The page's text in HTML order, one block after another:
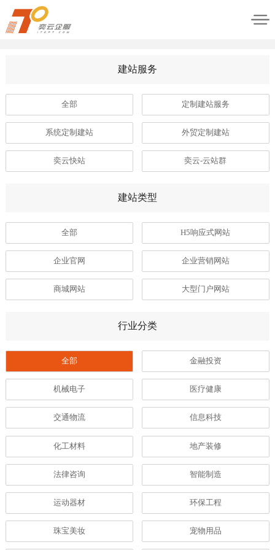
建站服务
全部 定制建站服务
系统定制建站 外贸定制建站
奕云快站 奕云-云站群
建站类型
全部 H5响应式网站
企业官网 企业营销网站
商城网站 大型门户网站
行业分类
全部 金融投资
机械电子 医疗健康
交通物流 信息科技
化工材料 地产装修
法律咨询 智能制造
运动器材 环保工程
珠宝美妆 宠物用品